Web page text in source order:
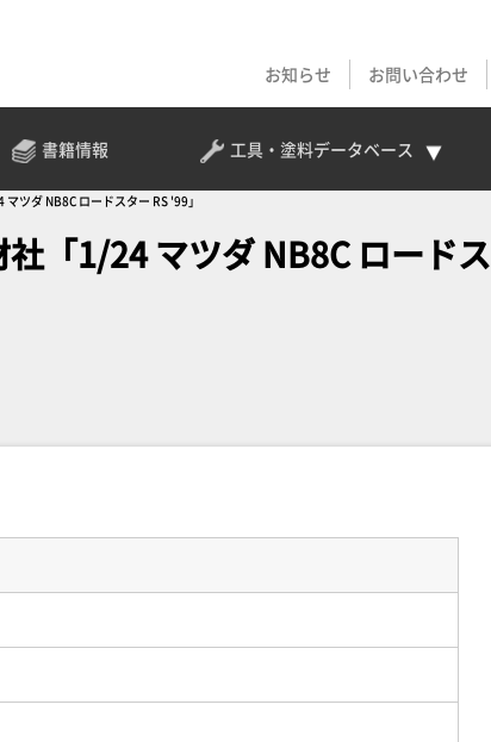
お知らせ
お問い合わせ
書籍情報 工具・塗料データベース
ツダ NB8C ロードスター RS '99」
「1/24 マツダ NB8C ロードス